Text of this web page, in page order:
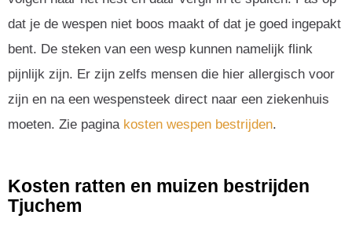
dat je de wespen niet boos maakt of dat je goed ingepakt
bent. De steken van een wesp kunnen namelijk flink
pijnlijk zijn. Er zijn zelfs mensen die hier allergisch voor
zijn en na een wespensteek direct naar een ziekenhuis
moeten. Zie pagina kosten wespen bestrijden.
Kosten ratten en muizen bestrijden
Tjuchem